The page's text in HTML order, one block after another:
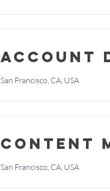
Account
San Francisco, CA, USA
Content
San Francisco, CA, USA